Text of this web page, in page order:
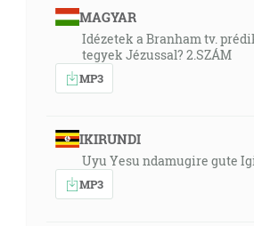
MAGYAR
Idézetek a Branham tv.
tegyek Jézussal? 2.SZÁM
MP3
IKIRUNDI
Uyu Yesu ndamugire gute
MP3